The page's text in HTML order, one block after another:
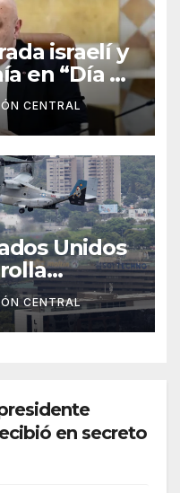
israelí y
en “Día de
Liberación”
CENTRAL
Unidos
CENTRAL
en secreto